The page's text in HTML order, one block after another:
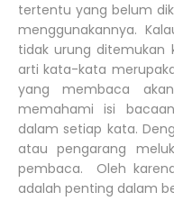
tertentu yang belum
menggunakannya.
tidak urung ditemukan
arti kata-kata
yang membaca
memahami isi
dalam setiap kata.
atau pengarang
pembaca. Oleh
adalah penting dalam